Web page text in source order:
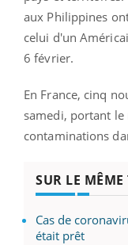
aux Philippines
celui d'un
6 février.
En France, cinq
samedi, portant le
contaminations
SUR LE MÊME
Cas de
était prêt